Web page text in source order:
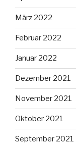
März 2022
Februar 2022
Januar 2022
Dezember 2021
November 2021
Oktober 2021
September 2021